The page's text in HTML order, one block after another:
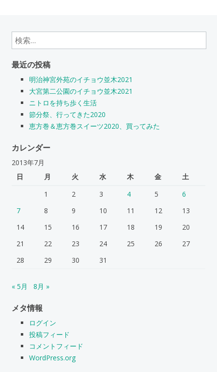
検
索:
最近の投稿
明治神宮外苑のイチョウ並木2021
大宮第二公園のイチョウ並木2021
ニトロを持ち歩く生活
節分祭、行ってきた2020
恵方巻＆恵方巻スイーツ2020、買ってみた
カレンダー
2013年7月
日
月 火 水 木 金
土
1
2 3 4 5
6
7
8 9 10 11 12
13
14
15 16 17 18 19
20
21
22 23 24 25 26
27
28
29 30 31
« 5月 8月 »
メタ情報
ログイン
投稿フィード
コメントフィード
WordPress.org